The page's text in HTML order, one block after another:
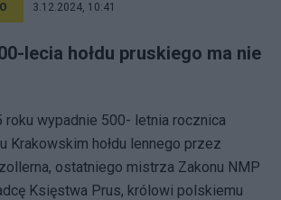
3.12.2024, 10:41
lecia hołdu pruskiego ma nie
roku wypadnie 500- letnia rocznica
Krakowskim hołdu lennego przez
ostatniego mistrza Zakonu NMP
Księstwa Prus, królowi polskiemu